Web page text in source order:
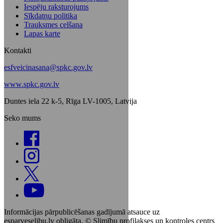
Iespēju raksturojums
Sīkdatņu politika
Trauksmes celšana
Lapas karte
Kontakti
esfveicinasana@spkc.gov.lv
www.spkc.gov.lv
Duntes iela 22 k-5, Rīga LV-1005, Latvija
Seko mums
Informācijas pārpublicēšanas gadījumā atsauce uz
esparveselibu.lv obligāta. © Slimību profilakses un kontroles centrs